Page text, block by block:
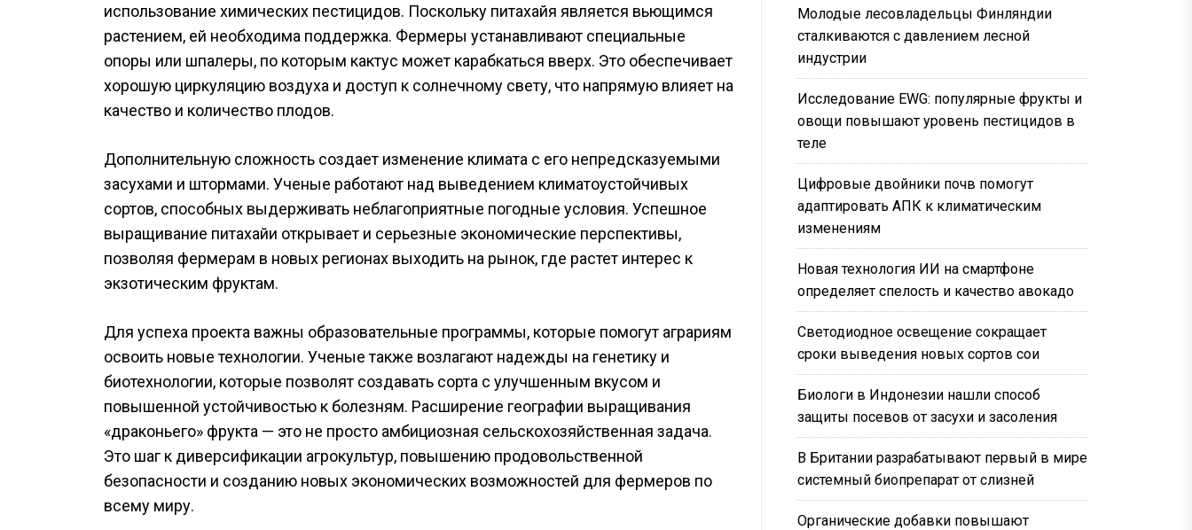
использование химических пестицидов. Поскольку питахайя является вьющимся
растением, ей необходима поддержка. Фермеры устанавливают специальные
опоры или шпалеры, по которым кактус может карабкаться вверх. Это обеспечивает
хорошую циркуляцию воздуха и доступ к солнечному свету, что напрямую влияет на
качество и количество плодов.
Дополнительную сложность создает изменение климата с его непредсказуемыми
засухами и штормами. Ученые работают над выведением климатоустойчивых
сортов, способных выдерживать неблагоприятные погодные условия. Успешное
выращивание питахайи открывает и серьезные экономические перспективы,
позволяя фермерам в новых регионах выходить на рынок, где растет интерес к
экзотическим фруктам.
Для успеха проекта важны образовательные программы, которые помогут аграриям
освоить новые технологии. Ученые также возлагают надежды на генетику и
биотехнологии, которые позволят создавать сорта с улучшенным вкусом и
повышенной устойчивостью к болезням. Расширение географии выращивания
«драконьего» фрукта — это не просто амбициозная сельскохозяйственная задача.
Это шаг к диверсификации агрокультур, повышению продовольственной
безопасности и созданию новых экономических возможностей для фермеров по
всему миру.
Молодые лесовладельцы Финляндии
сталкиваются с давлением лесной
индустрии
Исследование EWG: популярные фрукты и
овощи повышают уровень пестицидов в
теле
Цифровые двойники почв помогут
адаптировать АПК к климатическим
изменениям
Новая технология ИИ на смартфоне
определяет спелость и качество авокадо
Светодиодное освещение сокращает
сроки выведения новых сортов сои
Биологи в Индонезии нашли способ
защиты посевов от засухи и засоления
В Британии разрабатывают первый в мире
системный биопрепарат от слизней
Органические добавки повышают